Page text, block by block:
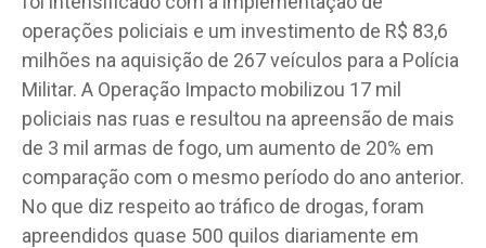
operações policiais e um investimento de R$ 83,6
milhões na aquisição de 267 veículos para a Polícia
Militar. A Operação Impacto mobilizou 17 mil
policiais nas ruas e resultou na apreensão de mais
de 3 mil armas de fogo, um aumento de 20% em
comparação com o mesmo período do ano anterior.
No que diz respeito ao tráfico de drogas, foram
apreendidos quase 500 quilos diariamente em